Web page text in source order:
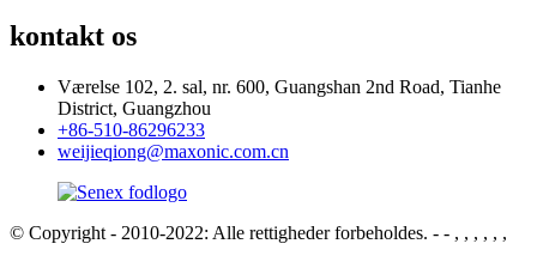
kontakt os
Værelse 102, 2. sal, nr. 600, Guangshan 2nd Road, Tianhe
District, Guangzhou
+86-510-86296233
weijieqiong@maxonic.com.cn
© Copyright - 2010-2022: Alle rettigheder forbeholdes. - - , , , , , ,